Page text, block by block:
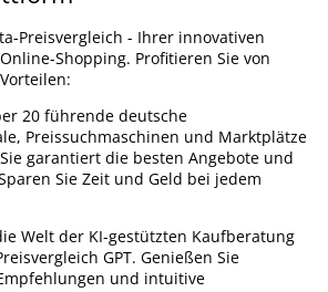
Preisvergleich - Ihrer innovativen
Shopping. Profitieren Sie von
20 führende deutsche
Preissuchmaschinen und Marktplätze
garantiert die besten Angebote und
Sie Zeit und Geld bei jedem
Welt der KI-gestützten Kaufberatung
GPT. Genießen Sie
und intuitive